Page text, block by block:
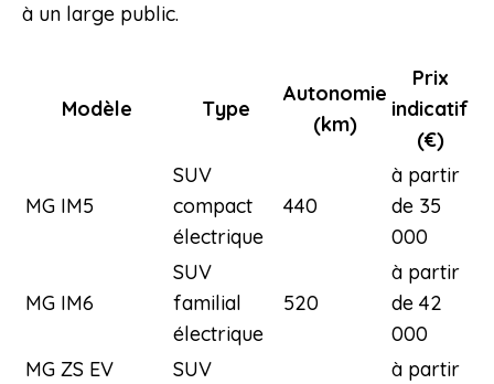
à un large public.
Modèle Type
Autonomie
(km)
Prix
indicatif
(€)
MG IM5
SUV
compact
électrique
440
à partir
de 35
000
MG IM6
SUV
familial
électrique
520
à partir
de 42
000
MG ZS EV
SUV
à partir